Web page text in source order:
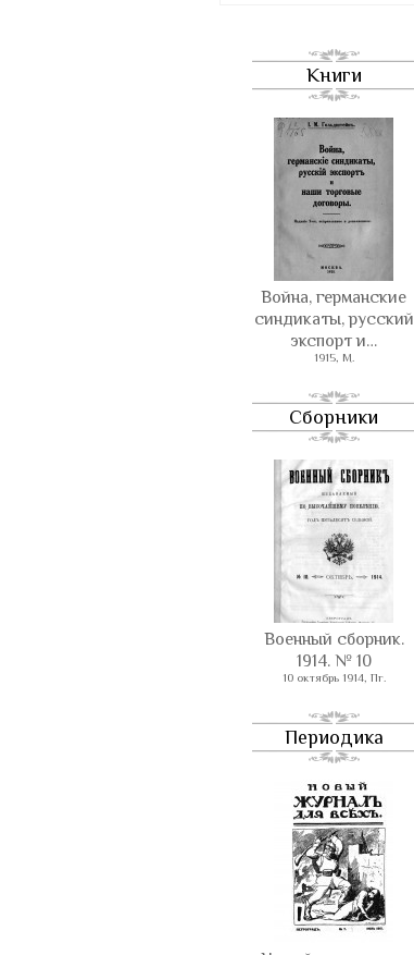
Книги
Война, германские
синдикаты, русский
экспорт и…
1915, М.
Сборники
Военный сборник.
1914. № 10
10 октябрь 1914, Пг.
Периодика